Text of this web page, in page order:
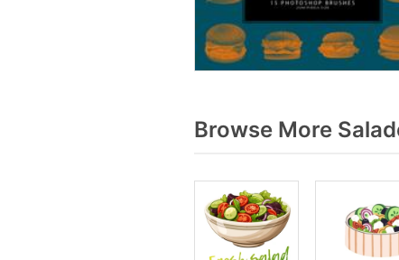
Browse More